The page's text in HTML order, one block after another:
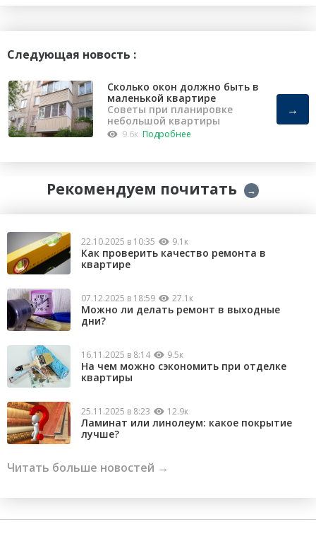
Следующая новость :
Сколько окон должно быть в
маленькой квартире
Советы при планировке
небольшой квартиры
9.6к Подробнее
→
Рекомендуем почитать →
22.10.2025 в 10:35 9.1к
Как проверить качество ремонта в
квартире
07.12.2025 в 18:59 27.1к
Можно ли делать ремонт в выходные
дни?
16.11.2025 в 8:14 9.5к
На чем можно сэкономить при отделке
квартиры
25.11.2025 в 8:23 12.9к
Ламинат или линолеум: какое покрытие
лучше?
Читать больше новостей →